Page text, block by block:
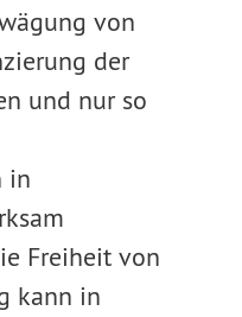
von
der
und nur so
in
Freiheit von
kann in